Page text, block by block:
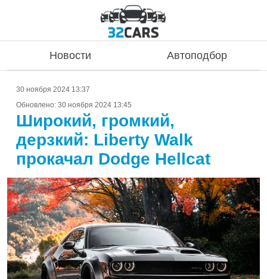
Новости Автоподбор
30 ноября 2024 13:37
Обновлено: 30 ноября 2024 13:45
Широкий, громкий,
дерзкий: Liberty Walk
прокачал Dodge Hellcat